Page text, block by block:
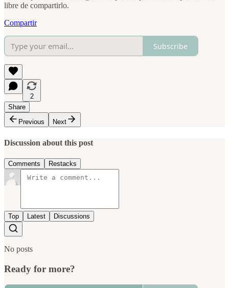
libre de compartirlo.
Compartir
Subscribe
2
Share
Previous
Next
Discussion about this post
Comments Restacks
Top Latest Discussions
No posts
Ready for more?